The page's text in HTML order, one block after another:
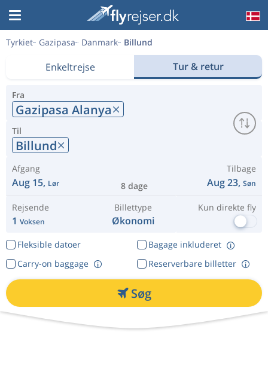
Tyrkiet Gazipasa Danmark Billund
Enkeltrejse Tur & retur
Fra
Gazipasa Alanya
Til
Billund
Afgang
Aug 15, Lør 8 dage
Tilbage
Aug 23, Søn
Rejsende
1 Voksen
Billettype
Økonomi
Kun direkte fly
Fleksible datoer
Bagage inkluderet
Reserverbare billetter
Carry-on baggage
Søg